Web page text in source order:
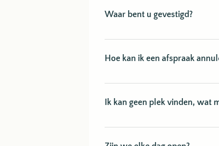
Waar bent u gevestigd?
Amsterdam Oost, aan de
Hoe kan ik een afspraak
U kunt uw afspraak kosteloos
Ik kan geen plek vinden, wat
We helpen u graag bij het